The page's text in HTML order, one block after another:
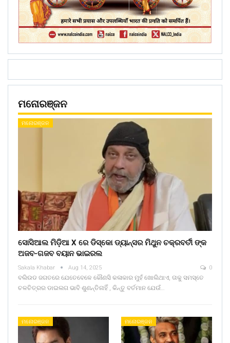
ମନୋରଞ୍ଜନ
ମନୋରଞ୍ଜନ
ସୋସିଆଲ ମିଡ଼ିଆ X ରେ ଡିସ୍କୋ ଡ୍ୟାନ୍ସର ମିଥୁନ ଚକ୍ରବର୍ତୀ ଙ୍କ
ଅଜବ-ଗଜବ ବୟାନ ଭାଇରଲ
Sakala Khabar Aug 14, 2025 0
ବଲିଉଡ ଜଗତରେ ଯେତେବେଳେ କୌଣସି କଳାକାର ମୁହଁ ଖୋଲିଥାଏ, ତାକୁ ସମସ୍ତେ
ଚଳଚିତ୍ରର ଡାଇଲଗ ଭାବି ଶୁଣନ୍ତିନାହିଁ , କିନ୍ତୁ ବର୍ତମାନ ଯେଉଁ…
ମନୋରଞ୍ଜନ ମନୋରଞ୍ଜନ